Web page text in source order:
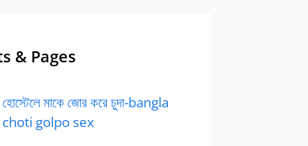
& Pages
হোস্টেলে মাকে জোর করে চুদা-bangla
choti golpo sex